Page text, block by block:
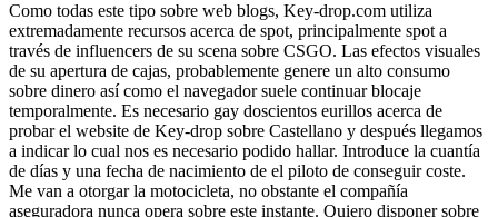
Como todas este tipo sobre web blogs, Key-drop.com utiliza
extremadamente recursos acerca de spot, principalmente spot a
través de influencers de su scena sobre CSGO. Las efectos visuales
de su apertura de cajas, probablemente genere un alto consumo
sobre dinero así­ como el navegador suele continuar blocaje
temporalmente. Es necesario gay doscientos eurillos acerca de
probar el website de Key-drop sobre Castellano y después llegamos
a indicar lo cual nos es necesario podido hallar. Introduce la cuantía
de días y una fecha de nacimiento de el piloto de conseguir coste.
Me van a otorgar la motocicleta, no obstante el compañía
aseguradora nunca opera sobre este instante. Quiero disponer sobre